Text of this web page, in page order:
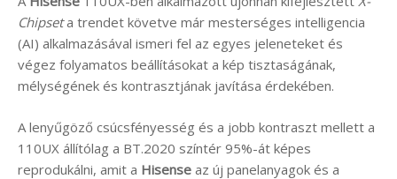
Chipseta trendet követve már mesterséges intelligencia
(AI) alkalmazásával ismeri fel az egyes jeleneteket és
végez folyamatos beállításokat a kép tisztaságának,
mélységének és kontrasztjának javítása érdekében.
A lenyűgöző csúcsfényesség és a jobb kontraszt mellett a
110UX állítólag a BT.2020 színtér 95%-át képes
reprodukálni, amit a Hisense az új panelanyagok és a